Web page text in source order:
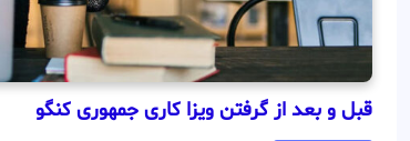
قبل و بعد از گرفتن ویزا کاری جمهوری کنگو